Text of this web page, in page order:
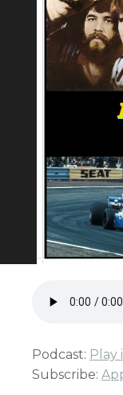
Podcast: Play
Subscribe: